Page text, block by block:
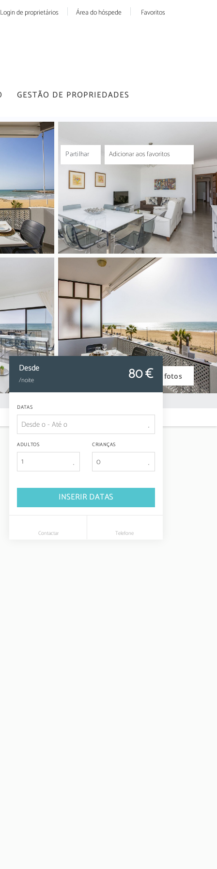
Favoritos
Área do hóspede
Login de proprietários
GESTÃO DE PROPRIEDADES
Ver fotos
Adicionar aos favoritos
Partilhar
Desde
/noite 80 €
DATAS
ADULTOS
1
CRIANÇAS
INSERIR DATAS
Contactar Telefone